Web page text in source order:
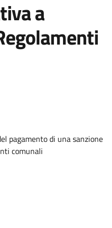
a
pagamento di una sanzione
comunali